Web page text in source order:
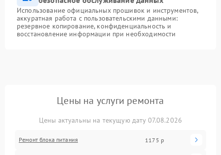
Использование официальных прошивок и инструментов,
аккуратная работа с пользовательскими данными:
резервное копирование, конфиденциальность и
восстановление информации при необходимости
Цены на услуги ремонта
Цены актуальны на текущую дату 07.08.2026
Ремонт блока питания 1175 р